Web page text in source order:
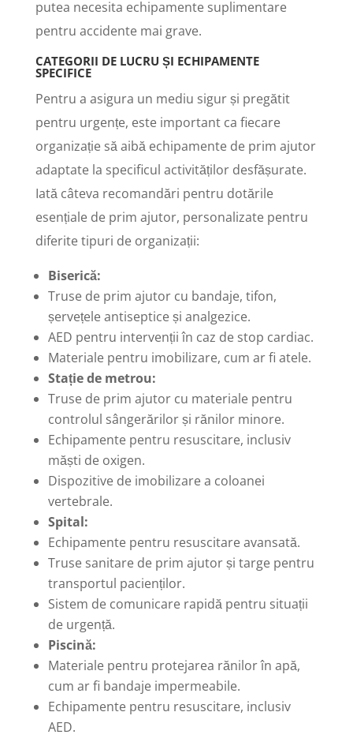
putea necesita echipamente suplimentare
pentru accidente mai grave.
CATEGORII DE LUCRU ȘI ECHIPAMENTE
SPECIFICE
Pentru a asigura un mediu sigur și pregătit
pentru urgențe, este important ca fiecare
organizație să aibă echipamente de prim ajutor
adaptate la specificul activităților desfășurate.
Iată câteva recomandări pentru dotările
esențiale de prim ajutor, personalizate pentru
diferite tipuri de organizații:
Biserică:
Truse de prim ajutor cu bandaje, tifon,
șervețele antiseptice și analgezice.
AED pentru intervenții în caz de stop cardiac.
Materiale pentru imobilizare, cum ar fi atele.
Stație de metrou:
Truse de prim ajutor cu materiale pentru
controlul sângerărilor și rănilor minore.
Echipamente pentru resuscitare, inclusiv
măști de oxigen.
Dispozitive de imobilizare a coloanei
vertebrale.
Spital:
Echipamente pentru resuscitare avansată.
Truse sanitare de prim ajutor și targe pentru
transportul pacienților.
Sistem de comunicare rapidă pentru situații
de urgență.
Piscină:
Materiale pentru protejarea rănilor în apă,
cum ar fi bandaje impermeabile.
Echipamente pentru resuscitare, inclusiv
AED.